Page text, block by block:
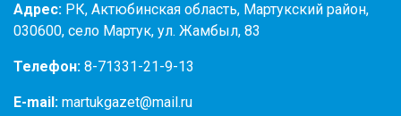
Адрес: РК, Актюбинская область, Мартукский район,
030600, село Мартук, ул. Жамбыл, 83
Телефон: 8-71331-21-9-13
E-mail: martukgazet@mail.ru